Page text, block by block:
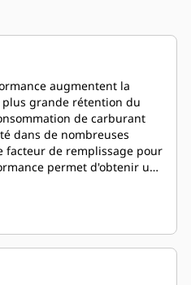
augmentent la
grande rétention du
de carburant
dans de nombreuses
facteur de remplissage pour
permet d'obtenir une